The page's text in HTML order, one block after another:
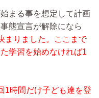
まる事を想定して計画
態宣言が解除になら
まりました。ここまで
学習を始めなければ1
1時間だけ子ども達を登